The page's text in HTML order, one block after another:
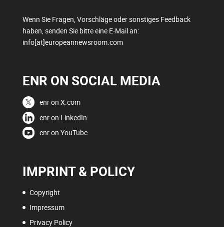
Wenn Sie Fragen, Vorschläge oder sonstiges Feedback
haben, senden Sie bitte eine E-Mail an:
info[at]europeannewsroom.com
ENR ON SOCIAL MEDIA
enr on X.com
enr on LinkedIn
enr on YouTube
IMPRINT & POLICY
Copyright
Impressum
Privacy Policy